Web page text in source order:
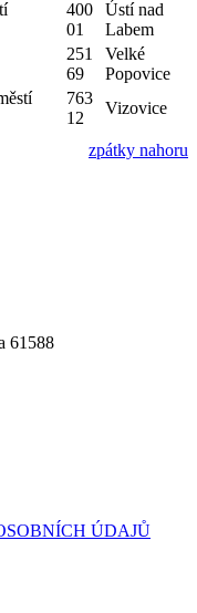
400
01
Ústí nad
Labem
251
69
Velké
Popovice
763
12
Vizovice
zpátky nahoru
61588
ÚDAJŮ